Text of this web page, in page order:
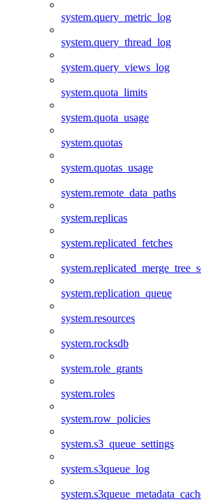
system.query_metric_log
system.query_thread_log
system.query_views_log
system.quota_limits
system.quota_usage
system.quotas
system.quotas_usage
system.remote_data_paths
system.replicas
system.replicated_fetches
system.replication_queue
system.resources
system.rocksdb
system.role_grants
system.roles
system.row_policies
system.s3_queue_settings
system.s3queue_log